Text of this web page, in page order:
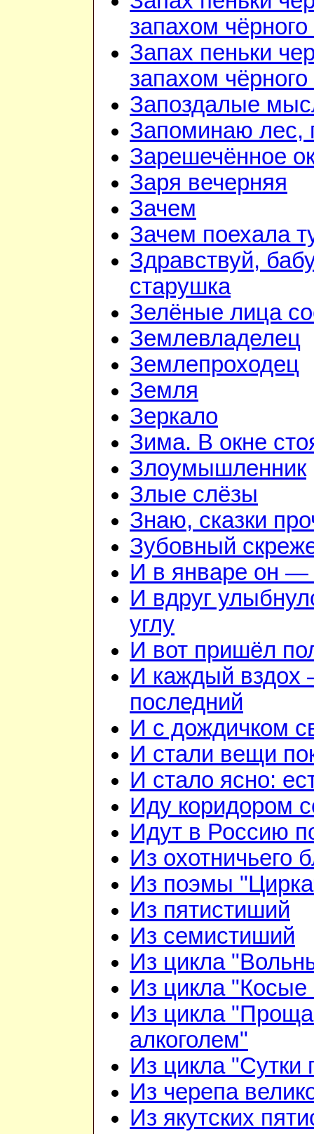
запахом
Запах пеньки
запахом
Запоздалые
Запоминаю лес,
Зарешечённое
Заря вечерняя
Зачем
Зачем поехала
Здравствуй,
старушка
Зелёные лица
Землевладелец
Землепроходец
Земля
Зеркало
Зима. В окне
Злоумышленник
Злые слёзы
Знаю, сказки
Зубовный
И в январе он —
И вдруг
углу
И вот пришёл
И каждый вздох
последний
И с дождичком
И стали вещи
И стало ясно:
Иду коридором
Идут в Россию
Из охотничьего
Из поэмы
Из пятистиший
Из семистиший
Из цикла
Из цикла "Косые
Из цикла
алкоголем"
Из цикла "Сутки
Из черепа
Из якутских